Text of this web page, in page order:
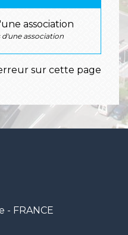
association
association
sur cette page
- FRANCE